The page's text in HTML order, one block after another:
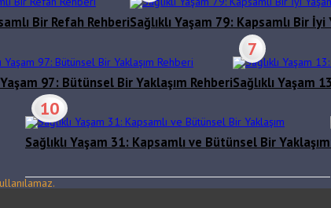
Sağlıklı Yaşam 79: Kapsamlı Bir İyi
Bir Refah Rehberi
7
Sağlıklı Yaşam
Yaşam 97: Bütünsel Bir Yaklaşım Rehberi
10
Sağlıklı Yaşam 31: Kapsamlı ve Bütünsel Bir Yaklaşım